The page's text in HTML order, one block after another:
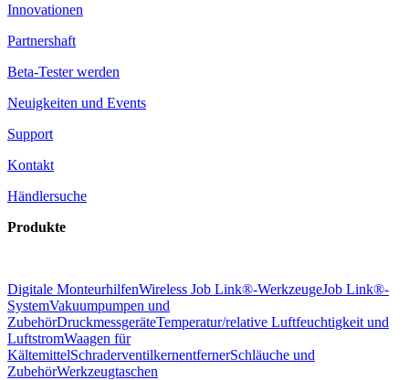
Innovationen
Partnershaft
Beta-Tester werden
Neuigkeiten und Events
Support
Kontakt
Händlersuche
Produkte
Digitale MonteurhilfenWireless Job Link®-WerkzeugeJob Link®-
SystemVakuumpumpen und
ZubehörDruckmessgeräteTemperatur/relative Luftfeuchtigkeit und
LuftstromWaagen für
KältemittelSchraderventilkernentfernerSchläuche und
ZubehörWerkzeugtaschen